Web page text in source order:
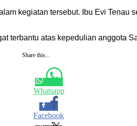
kegiatan tersebut. Ibu Evi
terbantu atas kepedulian anggota
Share this...
Whatsapp
Facebook